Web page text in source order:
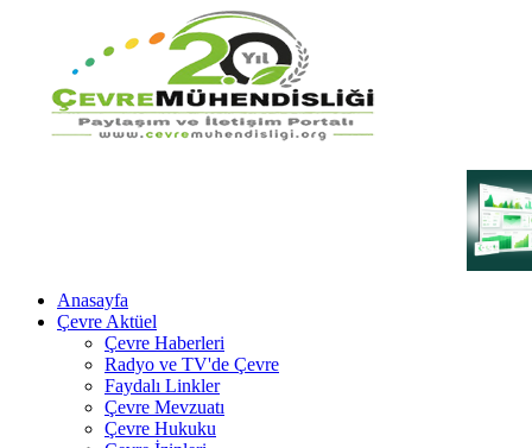
Anasayfa
Çevre Aktüel
Çevre Haberleri
Radyo ve TV'de Çevre
Faydalı Linkler
Çevre Mevzuatı
Çevre Hukuku